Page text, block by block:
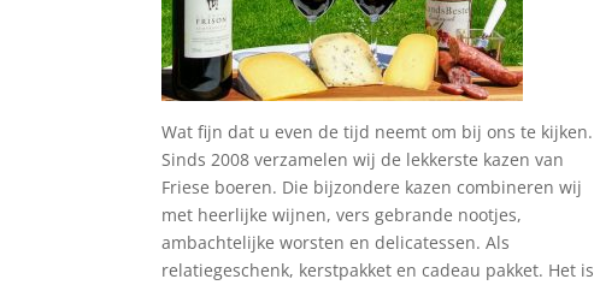
Wat fijn dat u even de tijd neemt om bij ons te kijken.
Sinds 2008 verzamelen wij de lekkerste kazen van
Friese boeren. Die bijzondere kazen combineren wij
met heerlijke wijnen, vers gebrande nootjes,
ambachtelijke worsten en delicatessen. Als
relatiegeschenk, kerstpakket en cadeau pakket. Het is